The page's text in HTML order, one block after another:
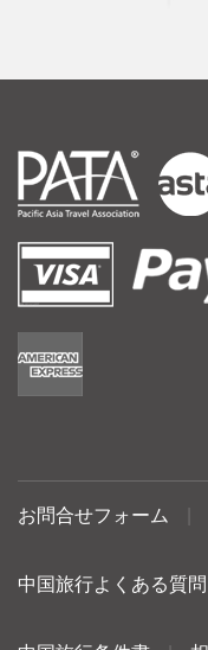
お問合せフォーム
中国旅行よくある質問